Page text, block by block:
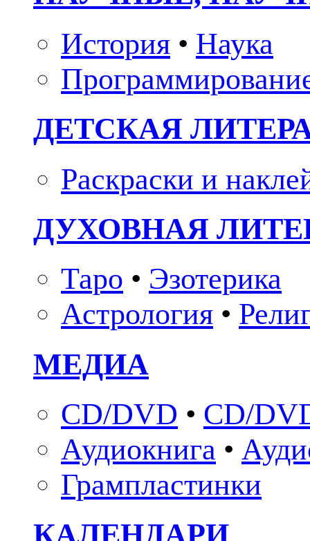
История • Наука
ДЕТСКАЯ
Раскраски и
ДУХОВНАЯ
Таро • Эзотерика
Астрология •
МЕДИА
CD/DVD • CD/
Аудиокнига •
Грампластинки